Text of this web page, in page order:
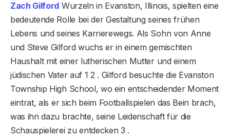
Zach Gilford Wurzeln in Evanston, Illinois, spielten eine
bedeutende Rolle bei der Gestaltung seines frühen
Lebens und seines Karrierewegs. Als Sohn von Anne
und Steve Gilford wuchs er in einem gemischten
Haushalt mit einer lutherischen Mutter und einem
jüdischen Vater auf 1 2 . Gilford besuchte die Evanston
Township High School, wo ein entscheidender Moment
eintrat, als er sich beim Footballspielen das Bein brach,
was ihn dazu brachte, seine Leidenschaft für die
Schauspielerei zu entdecken 3 .